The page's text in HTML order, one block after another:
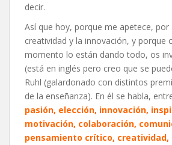
decir.
Así que hoy, porque me apetece, por
creatividad y la innovación, y porque
momento lo están dando todo, os
(está en inglés pero creo que se
Ruhl (galardonado con distintos
de la enseñanza). En él se habla,
pasión, elección, innovación,
motivación, colaboración,
pensamiento crítico, creatividad,